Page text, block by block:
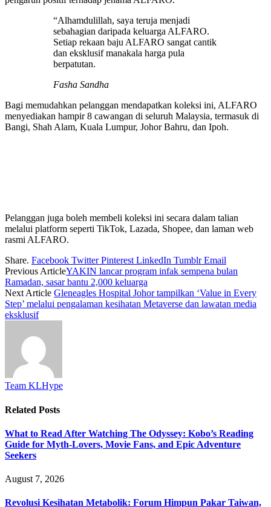
“Alhamdulillah, saya teruja menjadi
sebahagian daripada keluarga ALFARO.
Setiap rekaan baju ALFARO sangat cantik
dan eksklusif manakala harga pula
berpatutan.
Fasha Sandha
Bagi memudahkan pelanggan mendapatkan koleksi ini, ALFARO
menyediakan hampir 8 cawangan di seluruh Malaysia, termasuk di
Bangi, Shah Alam, Kuala Lumpur, Johor Bahru, dan Ipoh.
Pelanggan juga boleh membeli koleksi ini secara dalam talian
melalui platform seperti TikTok, Lazada, Shopee, dan laman web
rasmi ALFARO.
Share. Facebook Twitter Pinterest LinkedIn Tumblr Email
Previous ArticleYAKIN lancar program infak sempena bulan
Ramadan, sasar bantu 2,000 keluarga
Next Article Gleneagles Hospital Johor tampilkan ‘Value in Every
Step’ melalui pengalaman kesihatan Metaverse dan lawatan media
eksklusif
Team KLHype
Related Posts
What to Read After Watching The Odyssey: Kobo’s Reading
Guide for Myth-Lovers, Movie Fans, and Epic Adventure
Seekers
August 7, 2026
Revolusi Kesihatan Metabolik: Forum Himpun Pakar Taiwan,